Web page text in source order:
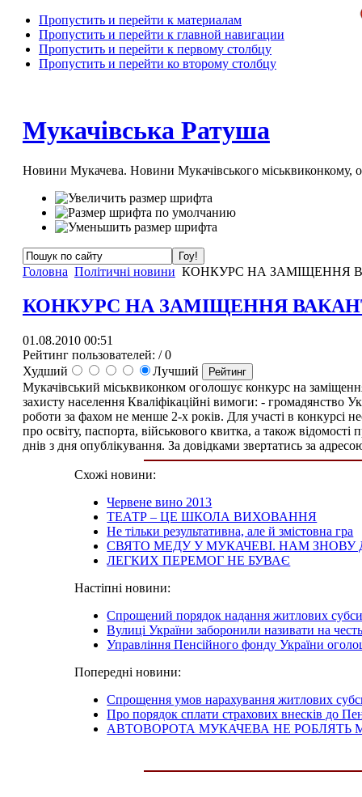
Пропустить и перейти к материалам
Пропустить и перейти к главной навигации
Пропустить и перейти к первому столбцу
Пропустить и перейти ко второму столбцу
Мукачівська Ратуша
Новини Мукачева. Новини Мукачівського міськвиконкому,
Головна Політичні новини КОНКУРС НА ЗАМІЩЕННЯ
КОНКУРС НА ЗАМІЩЕННЯ
01.08.2010 00:51
Рейтинг пользователей: / 0
Худший
Лучший
Мукачівський міськвиконком оголошує конкурс на
захисту населення Кваліфікаційні вимоги: - громадянство
роботи за фахом не менше 2-х років. Для участі в конкурсі
про освіту, паспорта, військового квитка, а також
днів з дня опублікування. За довідками звертатись за
Схожі новини:
Червене вино 2013
ТЕАТР – ЦЕ ШКОЛА ВИХОВАННЯ
Не тільки результативна, але й змістовна гра
СВЯТО МЕДУ У МУКАЧЕВІ. НАМ
ЛЕГКИХ ПЕРЕМОГ НЕ БУВАЄ
Настіпні новини:
Спрощений порядок надання житлових
Вулиці України заборонили називати на
Управління Пенсійного фонду України
Попередні новини:
Спрощення умов нарахування житлових
Про порядок сплати страхових внесків до
АВТОВОРОТА МУКАЧЕВА НЕ РОБЛЯТЬ